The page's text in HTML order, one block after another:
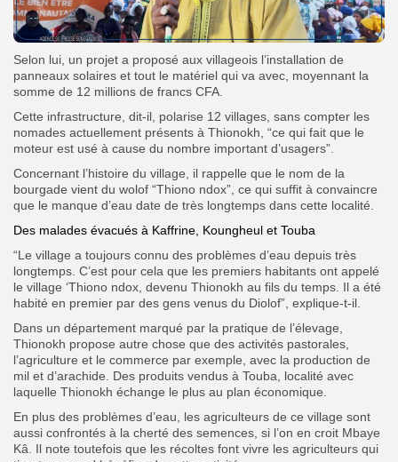
Selon lui, un projet a proposé aux villageois l’installation de
panneaux solaires et tout le matériel qui va avec, moyennant la
somme de 12 millions de francs CFA.
Cette infrastructure, dit-il, polarise 12 villages, sans compter les
nomades actuellement présents à Thionokh, “ce qui fait que le
moteur est usé à cause du nombre important d’usagers”.
Concernant l’histoire du village, il rappelle que le nom de la
bourgade vient du wolof “Thiono ndox”, ce qui suffit à convaincre
que le manque d’eau date de très longtemps dans cette localité.
Des malades évacués à Kaffrine, Koungheul et Touba
“Le village a toujours connu des problèmes d’eau depuis très
longtemps. C’est pour cela que les premiers habitants ont appelé
le village ‘Thiono ndox, devenu Thionokh au fils du temps. Il a été
habité en premier par des gens venus du Diolof”, explique-t-il.
Dans un département marqué par la pratique de l’élevage,
Thionokh propose autre chose que des activités pastorales,
l’agriculture et le commerce par exemple, avec la production de
mil et d’arachide. Des produits vendus à Touba, localité avec
laquelle Thionokh échange le plus au plan économique.
En plus des problèmes d’eau, les agriculteurs de ce village sont
aussi confrontés à la cherté des semences, si l’on en croit Mbaye
Kâ. Il note toutefois que les récoltes font vivre les agriculteurs qui